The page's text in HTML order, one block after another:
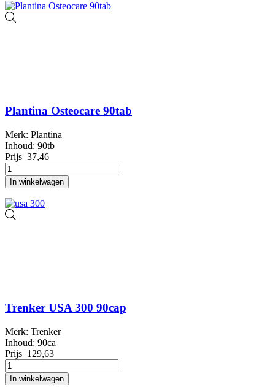
Plantina Osteocare 90tab
Merk: Plantina
Inhoud: 90tb
Prijs 37,46
In winkelwagen
Trenker USA 300 90cap
Merk: Trenker
Inhoud: 90ca
Prijs 129,63
In winkelwagen